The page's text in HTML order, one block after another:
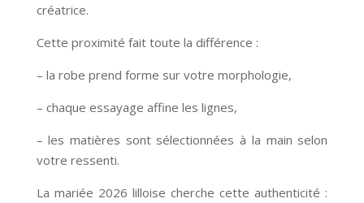
créatrice.
Cette proximité fait toute la différence :
– la robe prend forme sur votre morphologie,
– chaque essayage affine les lignes,
– les matières sont sélectionnées à la main selon
votre ressenti.
La mariée 2026 lilloise cherche cette authenticité :